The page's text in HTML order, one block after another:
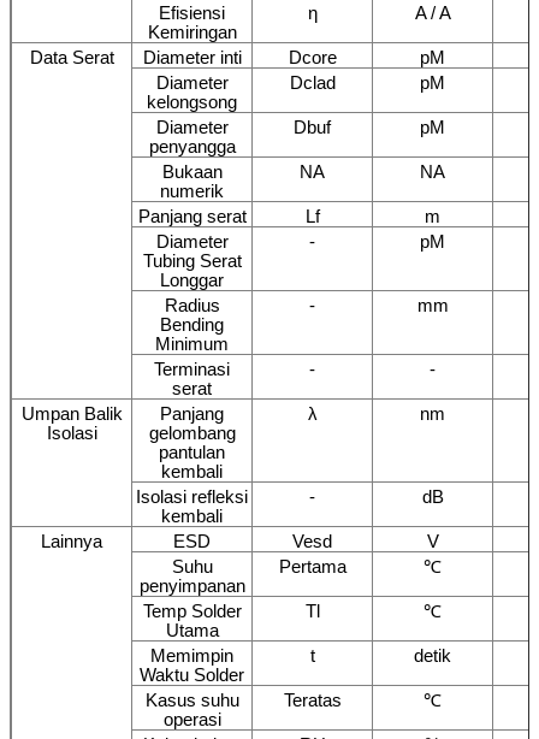
Efisiensi
Kemiringan
η A / A
Data Serat Diameter inti Dcore
pM
Diameter
kelongsong
Dclad pM
Diameter
penyangga
Dbuf pM
Bukaan
numerik
NA NA
Panjang serat Lf
m
Diameter
Tubing Serat
Longgar
- pM
Radius
Bending
Minimum
- mm
Terminasi
serat
- -
Umpan Balik
Isolasi
Panjang
gelombang
pantulan
kembali
λ nm
Isolasi refleksi
kembali
- dB
Lainnya ESD Vesd
V
Suhu
penyimpanan
Pertama ℃
Temp Solder
Utama
Tl ℃
Memimpin
Waktu Solder
t detik
Kasus suhu
operasi
Teratas ℃